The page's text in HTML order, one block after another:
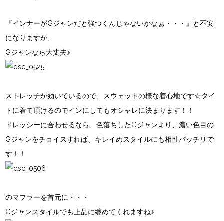
『インナーがGジャンだと強つくんじゃないかなぁ・・・』と不安
になりますが、
Gジャンなら大丈夫♪
ストレッチが効いているので、スウェットの様な着心地です☆タイ
トに着て頂けるのでインにしてもオシャレに決まります！！
ドレッシーに合わせるなら、色落ちしたGジャンより、濃い色目の
Gジャンをチョイスすれば、キレイめスタイルにも相性バッチリで
す！！
のマフラーを首元に・・・
Gジャンスタイルでも上品に纏めてくれますね♪